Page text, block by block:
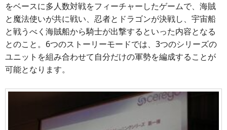
をベースに多人数対戦をフィーチャーしたゲームで、海賊
と魔法使いが共に戦い、忍者とドラゴンが決戦し、宇宙船
と戦うべく海賊船から騎士が出撃するといった内容となる
とのこと。6つのストーリーモードでは、3つのシリーズの
ユニットを組み合わせて自分だけの軍勢を編成することが
可能となります。